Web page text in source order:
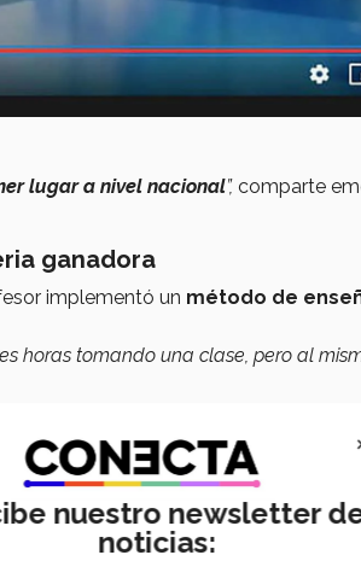
lugar a nivel nacional”, comparte
ganadora
implementó un método de
horas tomando una clase, pero al
pasar horas viendo algo en
casos, él se decidió por
nuestro newsletter
noticias: